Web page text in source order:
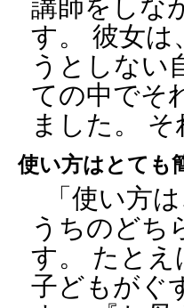
講師をしな
す。 彼女は
うとしない
ての中でそ
ました。
使い方はとても
「使い方
うちのどち
す。 たとえ
子どもがぐ